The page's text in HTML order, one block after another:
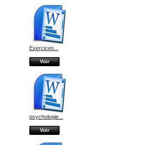
Exercices...
Voir
psychologie...
Voir